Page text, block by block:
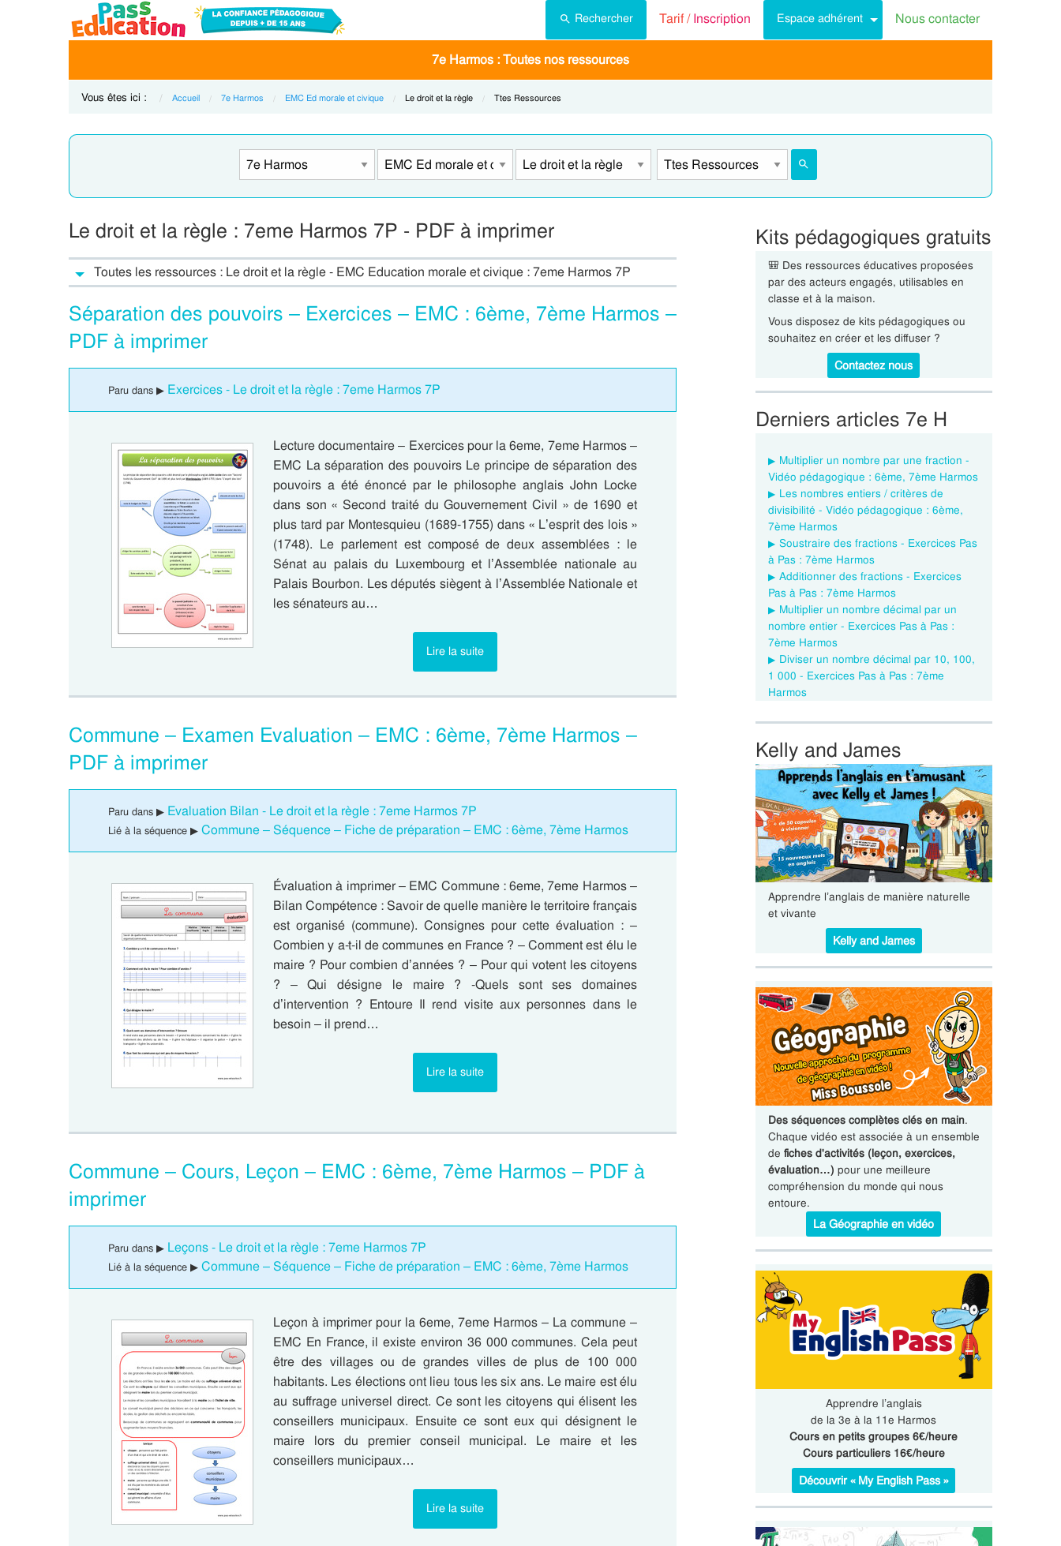
Rechercher Tarif /Inscription Espace adhérent Nous contacter
7e Harmos : Toutes nos ressources
Vous êtes ici : Accueil 7e Harmos EMC Ed morale et civique Current:
Le droit et la règle Current:
Ttes Ressources
Le droit et la règle : 7eme Harmos 7P - PDF à imprimer
Toutes les ressources : Le droit et la règle - EMC Education morale et civique : 7eme Harmos 7P
Séparation des pouvoirs – Exercices – EMC : 6ème, 7ème Harmos –
PDF à imprimer
Paru dans ▶ Exercices - Le droit et la règle : 7eme Harmos 7P
Lecture documentaire – Exercices pour la 6eme, 7eme Harmos –
EMC La séparation des pouvoirs Le principe de séparation des
pouvoirs a été énoncé par le philosophe anglais John Locke
dans son « Second traité du Gouvernement Civil » de 1690 et
plus tard par Montesquieu (1689-1755) dans « L’esprit des lois »
(1748). Le parlement est composé de deux assemblées : le
Sénat au palais du Luxembourg et l’Assemblée nationale au
Palais Bourbon. Les députés siègent à l’Assemblée Nationale et
les sénateurs au…
Lire la suite
Commune – Examen Evaluation – EMC : 6ème, 7ème Harmos –
PDF à imprimer
Paru dans ▶ Evaluation Bilan - Le droit et la règle : 7eme Harmos 7P
Lié à la séquence ▶ Commune – Séquence – Fiche de préparation – EMC : 6ème, 7ème Harmos
Évaluation à imprimer – EMC Commune : 6eme, 7eme Harmos –
Bilan Compétence : Savoir de quelle manière le territoire français
est organisé (commune). Consignes pour cette évaluation : –
Combien y a-t-il de communes en France ? – Comment est élu le
maire ? Pour combien d’années ? – Pour qui votent les citoyens
? – Qui désigne le maire ? -Quels sont ses domaines
d’intervention ? Entoure Il rend visite aux personnes dans le
besoin – il prend…
Lire la suite
Commune – Cours, Leçon – EMC : 6ème, 7ème Harmos – PDF à
imprimer
Paru dans ▶ Leçons - Le droit et la règle : 7eme Harmos 7P
Lié à la séquence ▶ Commune – Séquence – Fiche de préparation – EMC : 6ème, 7ème Harmos
Leçon à imprimer pour la 6eme, 7eme Harmos – La commune –
EMC En France, il existe environ 36 000 communes. Cela peut
être des villages ou de grandes villes de plus de 100 000
habitants. Les élections ont lieu tous les six ans. Le maire est élu
au suffrage universel direct. Ce sont les citoyens qui élisent les
conseillers municipaux. Ensuite ce sont eux qui désignent le
maire lors du premier conseil municipal. Le maire et les
conseillers municipaux…
Lire la suite
Kits pédagogiques gratuits
🎒 Des ressources éducatives proposées
par des acteurs engagés, utilisables en
classe et à la maison.
Vous disposez de kits pédagogiques ou
souhaitez en créer et les diffuser ?
Contactez nous
Derniers articles 7e H
Multiplier un nombre par une fraction -
Vidéo pédagogique : 6ème, 7ème Harmos
Les nombres entiers / critères de
divisibilité - Vidéo pédagogique : 6ème,
7ème Harmos
Soustraire des fractions - Exercices Pas
à Pas : 7ème Harmos
Additionner des fractions - Exercices
Pas à Pas : 7ème Harmos
Multiplier un nombre décimal par un
nombre entier - Exercices Pas à Pas :
7ème Harmos
Diviser un nombre décimal par 10, 100,
1 000 - Exercices Pas à Pas : 7ème
Harmos
Kelly and James
Apprendre l’anglais de manière naturelle
et vivante
Kelly and James
Des séquences complètes clés en main.
Chaque vidéo est associée à un ensemble
de fiches d'activités (leçon, exercices,
évaluation…) pour une meilleure
compréhension du monde qui nous
entoure.
La Géographie en vidéo
Apprendre l’anglais
de la 3e à la 11e Harmos
Cours en petits groupes 6€/heure
Cours particuliers 16€/heure
Découvrir « My English Pass »